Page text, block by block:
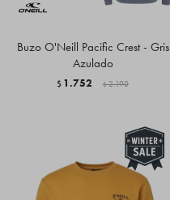
Buzo O'Neill Pacific Crest - Gris
Azulado
$ 1.752 $ 2.190